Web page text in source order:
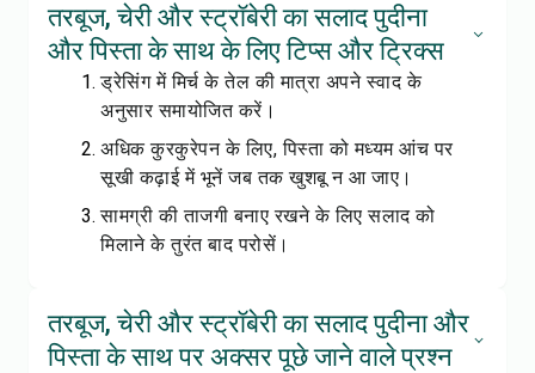
तरबूज, चेरी और स्ट्रॉबेरी का सलाद पुदीना
और पिस्ता के साथ के लिए टिप्स और ट्रिक्स
ड्रेसिंग में मिर्च के तेल की मात्रा अपने स्वाद के
अनुसार समायोजित करें।
अधिक कुरकुरेपन के लिए, पिस्ता को मध्यम आंच पर
सूखी कढ़ाई में भूनें जब तक खुशबू न आ जाए।
सामग्री की ताजगी बनाए रखने के लिए सलाद को
मिलाने के तुरंत बाद परोसें।
तरबूज, चेरी और स्ट्रॉबेरी का सलाद पुदीना और
पिस्ता के साथ पर अक्सर पूछे जाने वाले प्रश्न